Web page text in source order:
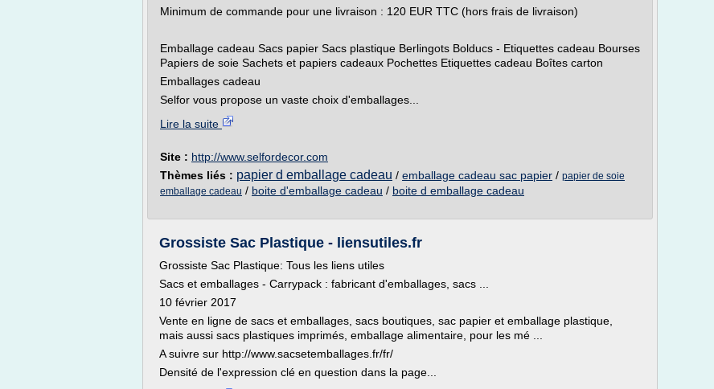
Minimum de commande pour une livraison : 120 EUR TTC (hors frais de livraison)
Emballage cadeau Sacs papier Sacs plastique Berlingots Bolducs - Etiquettes cadeau Bourses
Papiers de soie Sachets et papiers cadeaux Pochettes Etiquettes cadeau Boîtes carton
Emballages cadeau
Selfor vous propose un vaste choix d'emballages...
Lire la suite
Site : http://www.selfordecor.com
Thèmes liés : papier d emballage cadeau / emballage cadeau sac papier / papier de soie
emballage cadeau / boite d'emballage cadeau / boite d emballage cadeau
Grossiste Sac Plastique - liensutiles.fr
Grossiste Sac Plastique: Tous les liens utiles
Sacs et emballages - Carrypack : fabricant d'emballages, sacs ...
10 février 2017
Vente en ligne de sacs et emballages, sacs boutiques, sac papier et emballage plastique,
mais aussi sacs plastiques imprimés, emballage alimentaire, pour les mé ...
A suivre sur http://www.sacsetemballages.fr/fr/
Densité de l'expression clé en question dans la page...